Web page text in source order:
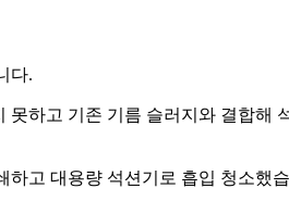
다.
하고 기존 기름 슬러지와 결합해
고 대용량 석션기로 흡입 청소했